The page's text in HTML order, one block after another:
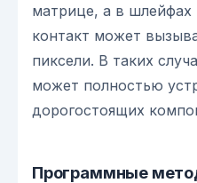
матрице, а в
контакт может
пиксели. В таких
может полностью
дорогостоящих
Программные